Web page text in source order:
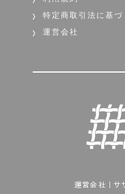
特定商取引法に基づ
運営会社
運営会社｜サ